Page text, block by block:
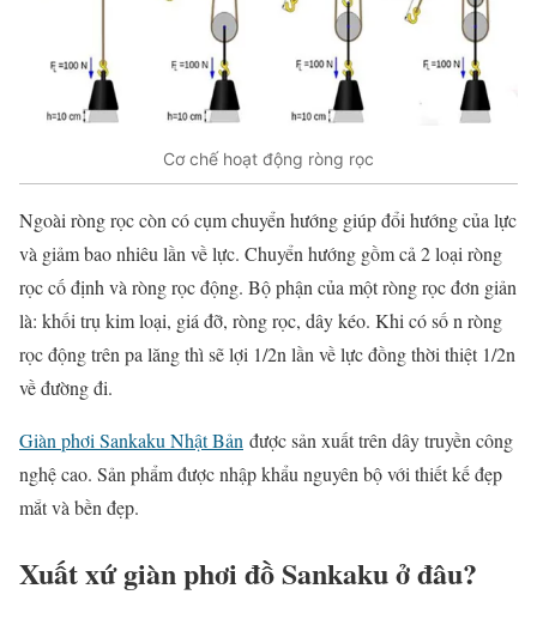
Cơ chế hoạt động ròng rọc
Ngoài ròng rọc còn có cụm chuyển hướng giúp đổi hướng của lực
và giảm bao nhiêu lần về lực. Chuyển hướng gồm cả 2 loại ròng
rọc cố định và ròng rọc động. Bộ phận của một ròng rọc đơn giản
là: khối trụ kim loại, giá đỡ, ròng rọc, dây kéo. Khi có số n ròng
rọc động trên pa lăng thì sẽ lợi 1/2n lần về lực đồng thời thiệt 1/2n
về đường đi.
Giàn phơi Sankaku Nhật Bản được sản xuất trên dây truyền công
nghệ cao. Sản phẩm được nhập khẩu nguyên bộ với thiết kế đẹp
mắt và bền đẹp.
Xuất xứ giàn phơi đồ Sankaku ở đâu?